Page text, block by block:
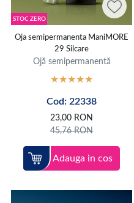
STOC ZERO
Oja semipermanenta ManiMORE
29 Silcare
Ojă semipermanentă
Cod: 22338
23,00 RON
45,76RON
Adauga in cos